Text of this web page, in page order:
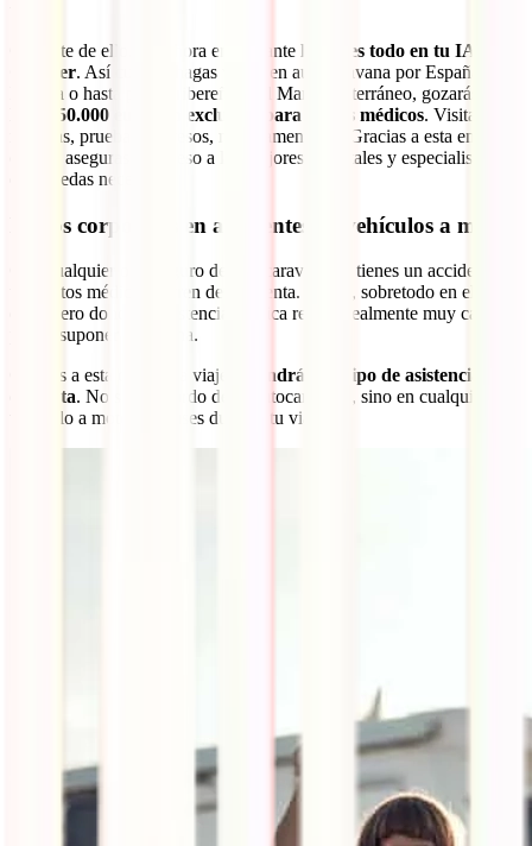
Olvídate de ello. De ahora en adelante lo tienes todo en tu IATI
Camper. Así cuando hagas viajes en autocaravana por España,
Europa o hasta países ribereños del Mar Mediterráneo, gozarás
hasta 50.000 euros en exclusiva para gastos médicos. Visitas
médicas, pruebas, ingresos, medicamentos… Gracias a esta enorme
cifra te aseguras el acceso a los mejores hospitales y especialistas
que puedas necesitar.
Daños corporales en accidentes de vehículos a motor
Con cualquier otro seguro de autocaravana, si tienes un accidente
tus gastos médicos corren de tu cuenta. Y esto, sobretodo en el
extranjero donde la asistencia médica resulta realmente muy cara,
puede suponer una ruina.
Gracias a esta cobertura viajera,
tendrás ese tipo de asistencia
cubierta. No solo a bordo de tu autocaravana, sino en cualquier
vehículo a motor que uses durante tu viaje.